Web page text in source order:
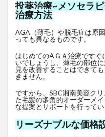
投薬治療~メソセラ
治療方法
AGA（薄毛）や脱毛症は原
っても異なるものです。
はじめてのAＧＡ治療です
いでしょうし、薄毛の部位
見を改善することはできて
きません。
ですから、SBC湘南美容ク
た毛髪の多角的オーダーメ
な提案とサポートを行ってい
リーズナブルな価格